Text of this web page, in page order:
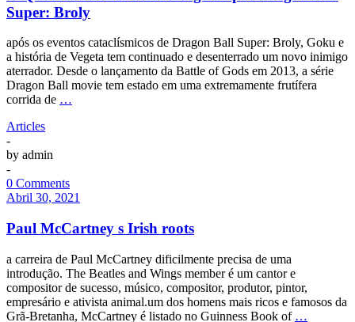
Super: Broly
após os eventos cataclísmicos de Dragon Ball Super: Broly, Goku e
a história de Vegeta tem continuado e desenterrado um novo inimigo
aterrador. Desde o lançamento da Battle of Gods em 2013, a série
Dragon Ball movie tem estado em uma extremamente frutífera
corrida de …
Articles
-
by admin
-
0 Comments
Abril 30, 2021
Paul McCartney s Irish roots
a carreira de Paul McCartney dificilmente precisa de uma
introdução. The Beatles and Wings member é um cantor e
compositor de sucesso, músico, compositor, produtor, pintor,
empresário e ativista animal.um dos homens mais ricos e famosos da
Grã-Bretanha, McCartney é listado no Guinness Book of …